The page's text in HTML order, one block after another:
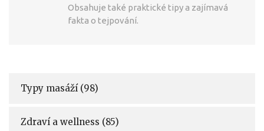
Obsahuje také praktické tipy a zajímavá
fakta o tejpování.
Typy masáží (98)
Zdraví a wellness (85)